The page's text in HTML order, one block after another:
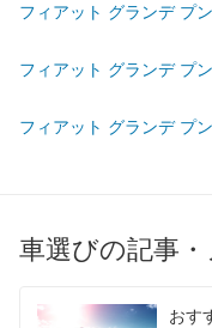
燃費
WLTC/郊外 -
60km定地 -
装備オプション
フィアット グランデ プ
フィアット グランデ プ
フィアット グランデ プ
車選びの記事
おす